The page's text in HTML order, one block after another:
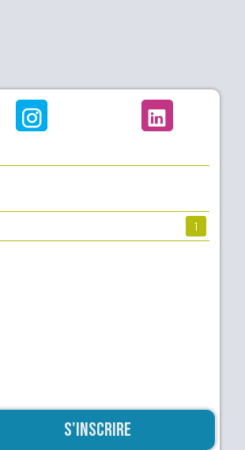
1
S'inscrire